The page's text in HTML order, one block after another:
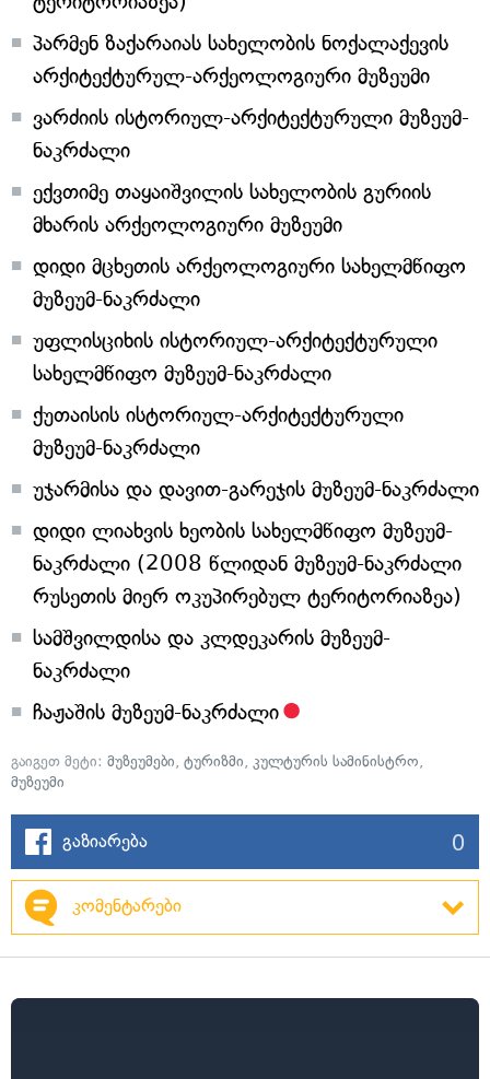
პარმენ ზაქარაიას სახელობის ნოქალაქევის
არქიტექტურულ-არქეოლოგიური მუზეუმი
ვარძიის ისტორიულ-არქიტექტურული მუზეუმ-
ნაკრძალი
ექვთიმე თაყაიშვილის სახელობის გურიის
მხარის არქეოლოგიური მუზეუმი
დიდი მცხეთის არქეოლოგიური სახელმწიფო
მუზეუმ-ნაკრძალი
უფლისციხის ისტორიულ-არქიტექტურული
სახელმწიფო მუზეუმ-ნაკრძალი
ქუთაისის ისტორიულ-არქიტექტურული
მუზეუმ-ნაკრძალი
უჯარმისა და დავით-გარეჯის მუზეუმ-ნაკრძალი
დიდი ლიახვის ხეობის სახელმწიფო მუზეუმ-
ნაკრძალი (2008 წლიდან მუზეუმ-ნაკრძალი
რუსეთის მიერ ოკუპირებულ ტერიტორიაზეა)
სამშვილდისა და კლდეკარის მუზეუმ-
ნაკრძალი
ჩაჟაშის მუზეუმ-ნაკრძალი
გაიგეთ მეტი: მუზეუმები, ტურიზმი, კულტურის სამინისტრო,
მუზეუმი
გაზიარება 0
კომენტარები